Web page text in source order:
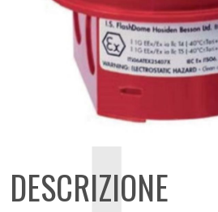
DESCRIZIONE